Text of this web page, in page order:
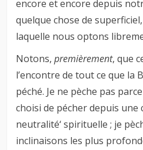
encore et encore depuis
quelque chose de
laquelle nous optons
Notons,premièrement, que
l’encontre de tout ce que la
péché. Je ne pèche pas
choisi de pécher depuis une
neutralité‘ spirituelle ; je
inclinaisons les plus